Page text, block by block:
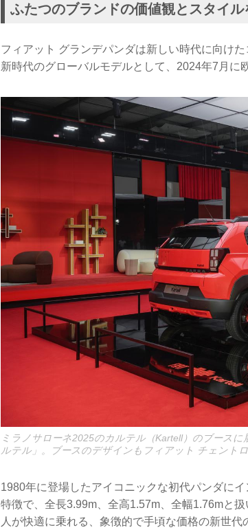
ふたつのブランドの価値観とスタイ
フィアット グランデパンダは新しい時代に向け
新時代のグローバルモデルとして、2024年7月に
ミラノサローネ2025のカルテル（Kartell）のブース
ルテル」。ブースのデザインもフィアット チェント
1980年に登場したアイコニックな初代パンダに
特徴で、全長3.99m、全高1.57m、全幅1.76mと
人が快適に乗れる、象徴的で手頃な価格の新世